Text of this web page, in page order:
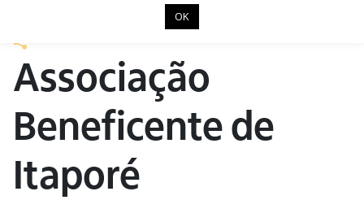
Institucional
Nossas ações
Biblioteca
Editais
Associação
Beneficente de
Itaporé
OK